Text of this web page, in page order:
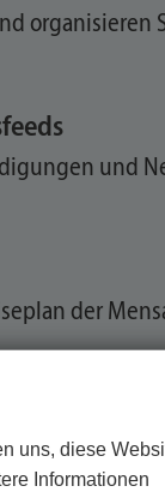
uns, diese
Informationen
organisieren
und
der